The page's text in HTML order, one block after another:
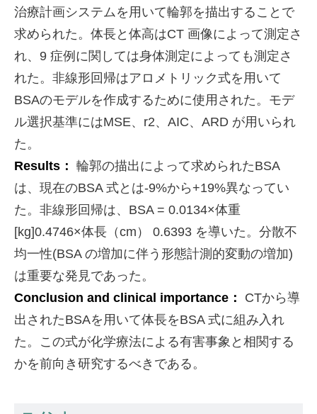
治療計画システムを用いて輪郭を描出することで
求められた。体長と体高はCT 画像によって測定さ
れ、9 症例に関しては身体測定によっても測定さ
れた。非線形回帰はアロメトリック式を用いて
BSAのモデルを作成するために使用された。モデ
ル選択基準にはMSE、r2、AIC、ARD が用いられ
た。
Results： 輪郭の描出によって求められたBSA
は、現在のBSA 式とは-9%から+19%異なってい
た。非線形回帰は、BSA = 0.0134×体重
[kg]0.4746×体長（cm） 0.6393 を導いた。分散不
均一性(BSA の増加に伴う形態計測的変動の増加)
は重要な発見であった。
Conclusion and clinical importance：
CTから導
出されたBSAを用いて体長をBSA 式に組み入れ
た。この式が化学療法による有害事象と相関する
かを前向き研究するべきである。